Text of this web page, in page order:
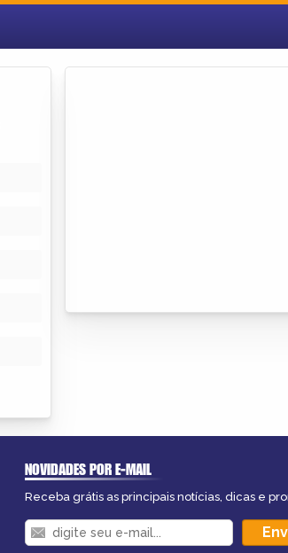
NOVIDADES POR E-MAIL
Receba grátis as principais notícias, dicas e